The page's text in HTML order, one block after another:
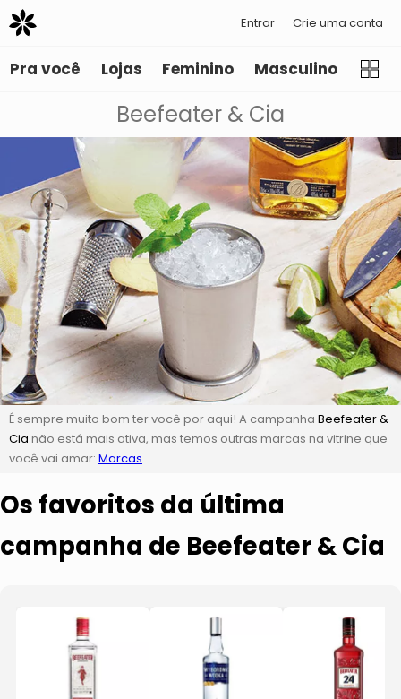
Entrar Crie uma conta
Pra você Lojas Feminino Masculino
Beefeater & Cia
É sempre muito bom ter você por aqui! A campanha Beefeater &
Cia não está mais ativa, mas temos outras marcas na vitrine que
você vai amar: Marcas
Os favoritos da última
campanha de Beefeater & Cia